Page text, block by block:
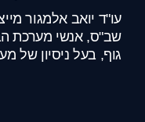
עו"ד יואב אלמגור
שב"ס, אנשי מערכת
גוף, בעל ניסיון של מעל 30